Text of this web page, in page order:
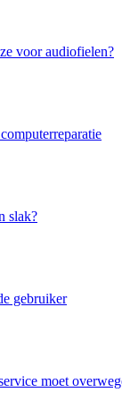
voor audiofielen?
slak?
gebruiker
moet